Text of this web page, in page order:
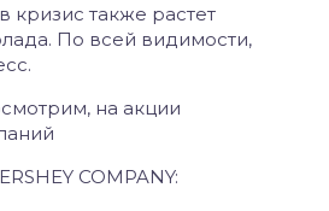
кризис также растет
По всей видимости,
на акции
COMPANY: